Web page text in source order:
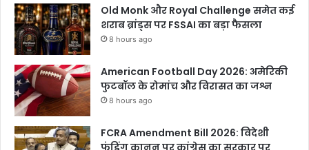
Old Monk और Royal Challenge समेत कई
शराब ब्रांड्स पर FSSAI का बड़ा फैसला
8 hours ago
American Football Day 2026: अमेरिकी
फुटबॉल के रोमांच और विरासत का जश्न
8 hours ago
FCRA Amendment Bill 2026: विदेशी